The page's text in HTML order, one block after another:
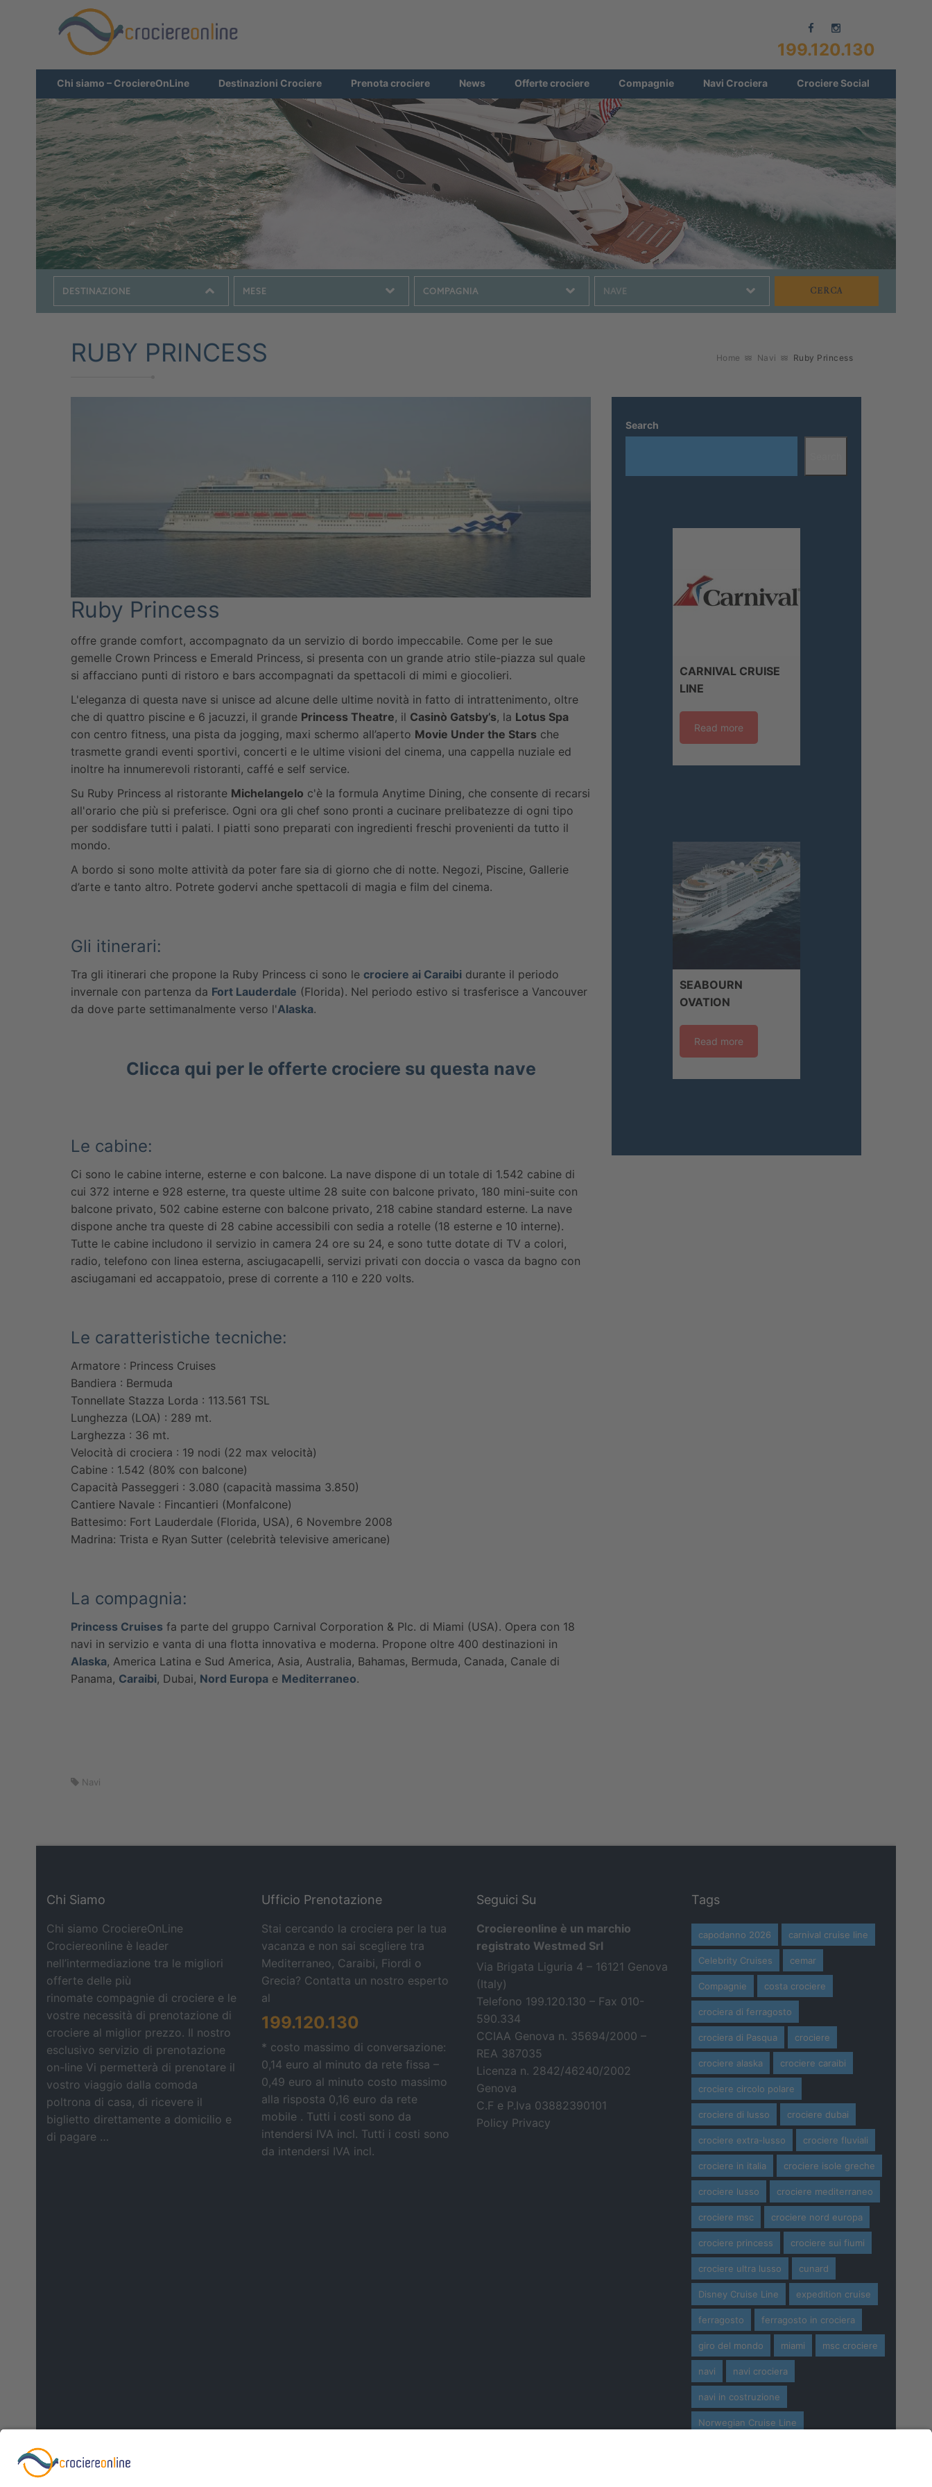
199.120.130
Chi siamo – CrociereOnLine Destinazioni Crociere Prenota crociere News Offerte crociere Compagnie Navi Crociera Crociere Social
RUBY PRINCESS Home Navi Ruby Princess
Ruby Princess
offre grande comfort, accompagnato da un servizio di bordo impeccabile. Come per le sue
gemelle Crown Princess e Emerald Princess, si presenta con un grande atrio stile-piazza sul quale
si affacciano punti di ristoro e bars accompagnati da spettacoli di mimi e giocolieri.
L'eleganza di questa nave si unisce ad alcune delle ultime novità in fatto di intrattenimento, oltre
che di quattro piscine e 6 jacuzzi, il grande Princess Theatre, il Casinò Gatsby’s, la Lotus Spa
con centro fitness, una pista da jogging, maxi schermo all’aperto Movie Under the Stars che
trasmette grandi eventi sportivi, concerti e le ultime visioni del cinema, una cappella nuziale ed
inoltre ha innumerevoli ristoranti, caffé e self service.
Su Ruby Princess al ristorante Michelangelo c'è la formula Anytime Dining, che consente di recarsi
all'orario che più si preferisce. Ogni ora gli chef sono pronti a cucinare prelibatezze di ogni tipo
per soddisfare tutti i palati. I piatti sono preparati con ingredienti freschi provenienti da tutto il
mondo.
A bordo si sono molte attività da poter fare sia di giorno che di notte. Negozi, Piscine, Gallerie
d’arte e tanto altro. Potrete godervi anche spettacoli di magia e film del cinema.
Gli itinerari:
Tra gli itinerari che propone la Ruby Princess ci sono le crociere ai Caraibi durante il periodo
invernale con partenza da Fort Lauderdale (Florida). Nel periodo estivo si trasferisce a Vancouver
da dove parte settimanalmente verso l'Alaska.
Clicca qui per le offerte crociere su questa nave
Le cabine:
Ci sono le cabine interne, esterne e con balcone. La nave dispone di un totale di 1.542 cabine di
cui 372 interne e 928 esterne, tra queste ultime 28 suite con balcone privato, 180 mini-suite con
balcone privato, 502 cabine esterne con balcone privato, 218 cabine standard esterne. La nave
dispone anche tra queste di 28 cabine accessibili con sedia a rotelle (18 esterne e 10 interne).
Tutte le cabine includono il servizio in camera 24 ore su 24, e sono tutte dotate di TV a colori,
radio, telefono con linea esterna, asciugacapelli, servizi privati con doccia o vasca da bagno con
asciugamani ed accappatoio, prese di corrente a 110 e 220 volts.
Le caratteristiche tecniche:
Armatore : Princess Cruises
Bandiera : Bermuda
Tonnellate Stazza Lorda : 113.561 TSL
Lunghezza (LOA) : 289 mt.
Larghezza : 36 mt.
Velocità di crociera : 19 nodi (22 max velocità)
Cabine : 1.542 (80% con balcone)
Capacità Passeggeri : 3.080 (capacità massima 3.850)
Cantiere Navale : Fincantieri (Monfalcone)
Battesimo: Fort Lauderdale (Florida, USA), 6 Novembre 2008
Madrina: Trista e Ryan Sutter (celebrità televisive americane)
La compagnia:
Princess Cruises fa parte del gruppo Carnival Corporation & Plc. di Miami (USA). Opera con 18
navi in servizio e vanta di una flotta innovativa e moderna. Propone oltre 400 destinazioni in
Alaska, America Latina e Sud America, Asia, Australia, Bahamas, Bermuda, Canada, Canale di
Panama, Caraibi, Dubai, Nord Europa e Mediterraneo.
Navi
Search
CARNIVAL CRUISE
LINE
Read more
SEABOURN
OVATION
Read more
Chi Siamo
Chi siamo CrociereOnLine
Crociereonline è leader
nell’intermediazione tra le migliori
offerte delle più
rinomate compagnie di crociere e le
vostre necessità di prenotazione di
crociere al miglior prezzo. Il nostro
esclusivo servizio di prenotazione
on-line Vi permetterà di prenotare il
vostro viaggio dalla comoda
poltrona di casa, di ricevere il
biglietto direttamente a domicilio e
di pagare …
Ufficio Prenotazione
Stai cercando la crociera per la tua
vacanza e non sai scegliere tra
Mediterraneo, Caraibi, Fiordi o
Grecia? Contatta un nostro esperto
al
199.120.130
* costo massimo di conversazione:
0,14 euro al minuto da rete fissa –
0,49 euro al minuto costo massimo
alla risposta 0,16 euro da rete
mobile . Tutti i costi sono da
intendersi IVA incl. Tutti i costi sono
da intendersi IVA incl.
Seguici Su
Crociereonline è un marchio
registrato Westmed Srl
Via Brigata Liguria 4 – 16121 Genova
(Italy)
Telefono 199.120.130 – Fax 010-
590.334
CCIAA Genova n. 35694/2000 –
REA 387035
Licenza n. 2842/46240/2002
Genova
C.F e P.Iva 03882390101
Policy Privacy
Tags
capodanno 2026 carnival cruise line
Celebrity Cruises cemar
Compagnie costa crociere
crociera di ferragosto
crociera di Pasqua crociere
crociere alaska crociere caraibi
crociere circolo polare
crociere di lusso crociere dubai
crociere extra-lusso crociere fluviali
crociere in italia crociere isole greche
crociere lusso crociere mediterraneo
crociere msc crociere nord europa
crociere princess crociere sui fiumi
crociere ultra lusso cunard
Disney Cruise Line expedition cruise
ferragosto ferragosto in crociera
giro del mondo miami msc crociere
navi navi crociera
navi in costruzione
Norwegian Cruise Line